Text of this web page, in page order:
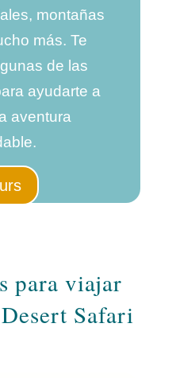
montañas
más. Te
de las
ayudarte a
aventura
para viajar
Safari